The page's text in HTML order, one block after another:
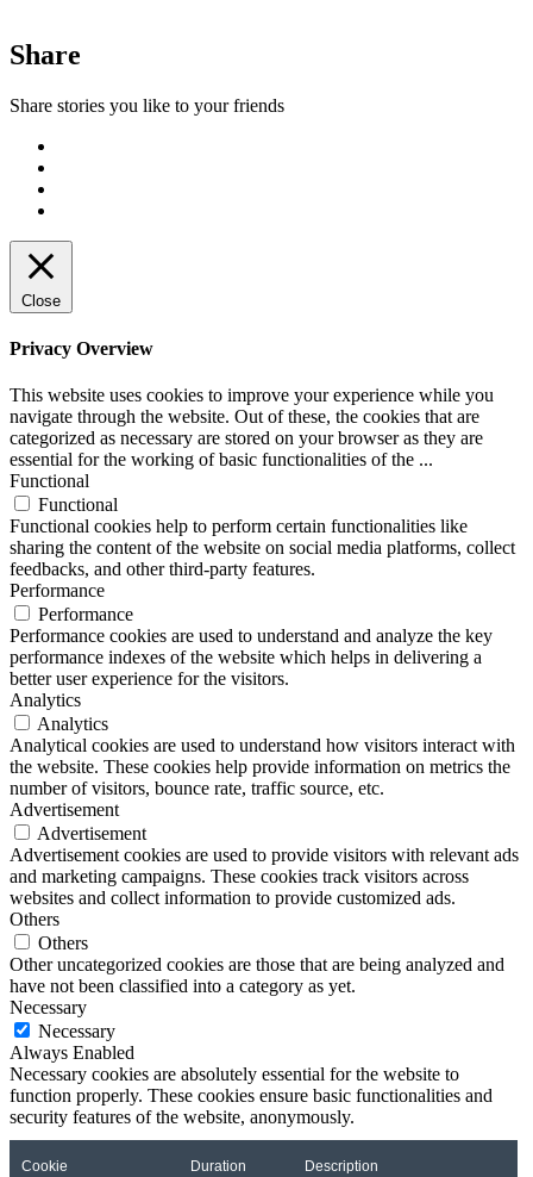
Share
Share stories you like to your friends
Close
Privacy Overview
This website uses cookies to improve your experience while you
navigate through the website. Out of these, the cookies that are
categorized as necessary are stored on your browser as they are
essential for the working of basic functionalities of the ...
Functional
Functional
Functional cookies help to perform certain functionalities like
sharing the content of the website on social media platforms, collect
feedbacks, and other third-party features.
Performance
Performance
Performance cookies are used to understand and analyze the key
performance indexes of the website which helps in delivering a
better user experience for the visitors.
Analytics
Analytics
Analytical cookies are used to understand how visitors interact with
the website. These cookies help provide information on metrics the
number of visitors, bounce rate, traffic source, etc.
Advertisement
Advertisement
Advertisement cookies are used to provide visitors with relevant ads
and marketing campaigns. These cookies track visitors across
websites and collect information to provide customized ads.
Others
Others
Other uncategorized cookies are those that are being analyzed and
have not been classified into a category as yet.
Necessary
Necessary
Always Enabled
Necessary cookies are absolutely essential for the website to
function properly. These cookies ensure basic functionalities and
security features of the website, anonymously.
Cookie Duration Description